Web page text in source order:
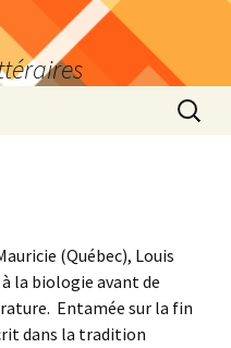
Search
for:
(Québec), Louis
la biologie avant de
Entamée sur la fin
dans la tradition